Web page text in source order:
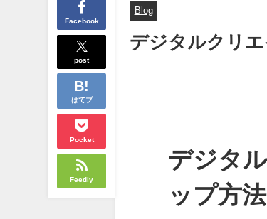
Facebook
post
はてブ
Pocket
Feedly
Blog
デジタルクリ
デジタ
ップ方